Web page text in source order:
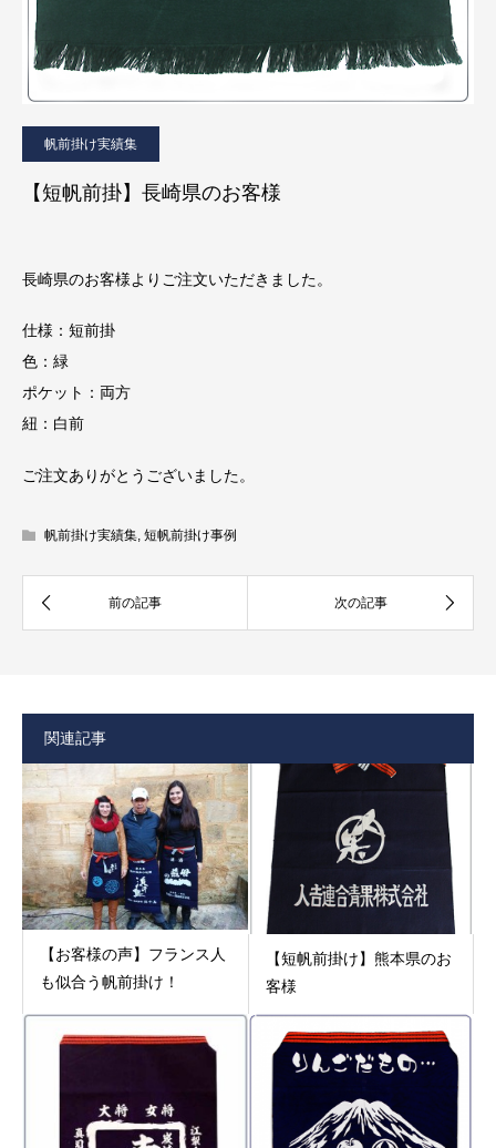
帆前掛け実績集
【短帆前掛】長崎県のお客様
長崎県のお客様よりご注文いただきました。
仕様：短前掛
色：緑
ポケット：両方
紐：白前
ご注文ありがとうございました。
帆前掛け実績集, 短帆前掛け事例
関連記事
【お客様の声】フランス人
も似合う帆前掛け！
【短帆前掛け】熊本県のお
客様